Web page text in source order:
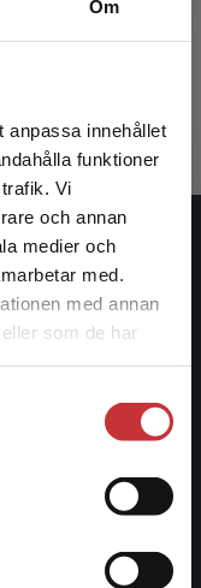
Om
anpassa innehållet
funktioner
Vi
och annan
medier och
med.
med annan
som de har
Sverige.
Sverige. För
är idag Sveriges
kurslitteratur,
med